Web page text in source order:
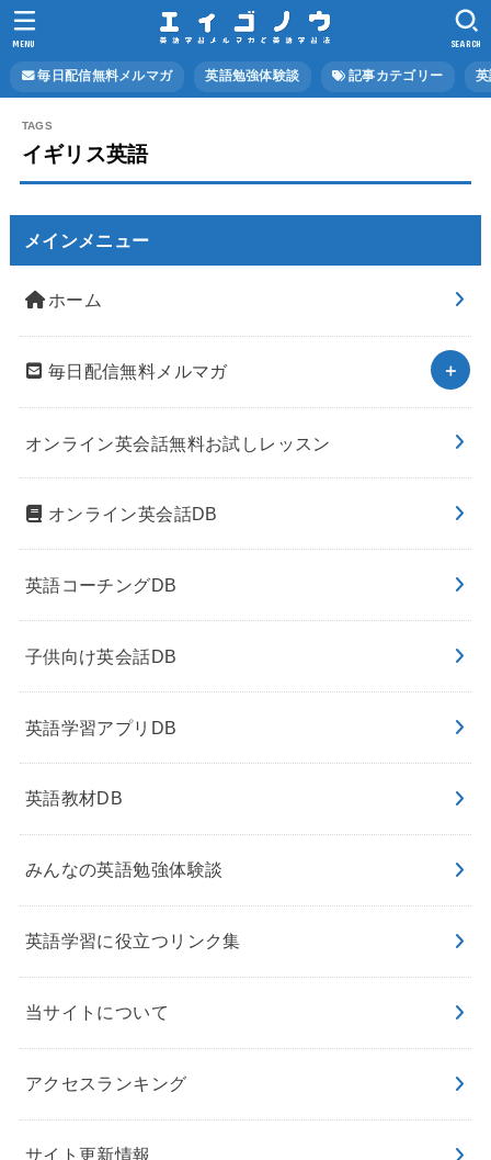
毎日配信無料メルマガ 英語勉強体験談 記事カテゴリー
SEARCH
MENU
イギリス英語
メインメニュー
ホーム
毎日配信無料メルマガ
オンライン英会話無料お試しレッスン
オンライン英会話DB
英語コーチングDB
子供向け英会話DB
英語学習アプリDB
英語教材DB
みんなの英語勉強体験談
英語学習に役立つリンク集
当サイトについて
アクセスランキング
サイト更新情報